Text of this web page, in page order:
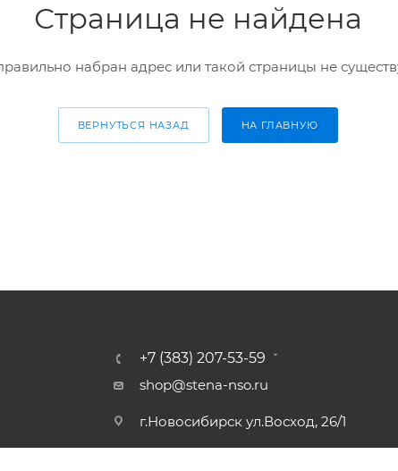
Страница не найдена
набран адрес или такой страницы не
ВЕРНУТЬСЯ НАЗАД НА ГЛАВНУЮ
+7 (383) 207-53-59
shop@stena-nso.ru
г.Новосибирск ул.Восход, 26/1